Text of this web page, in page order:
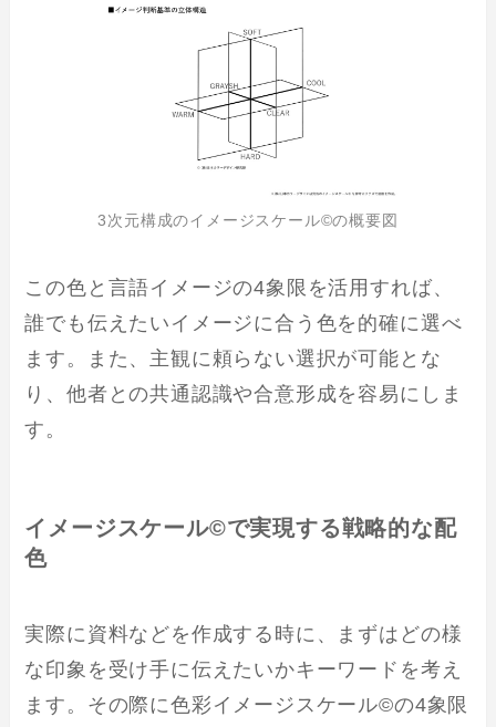
3次元構成のイメージスケール©の概要図
この色と言語イメージの4象限を活用すれば、
誰でも伝えたいイメージに合う色を的確に選べ
ます。また、主観に頼らない選択が可能とな
り、他者との共通認識や合意形成を容易にしま
す。
イメージスケール©で実現する戦略的な配
色
実際に資料などを作成する時に、まずはどの様
な印象を受け手に伝えたいかキーワードを考え
ます。その際に色彩イメージスケール©の4象限